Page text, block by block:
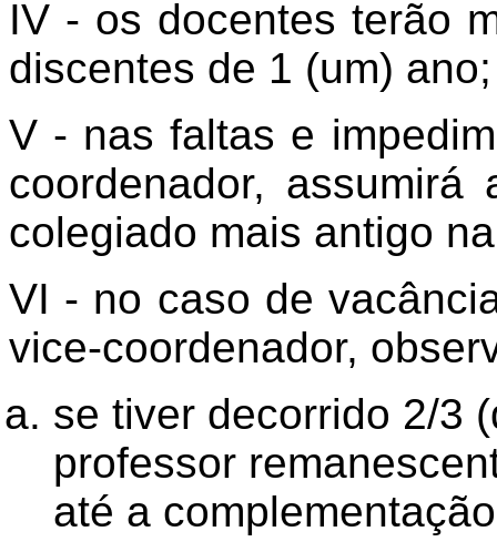
IV - os docentes terão
discentes de 1 (um) ano;
V - nas faltas e
coordenador,
colegiado mais antigo
VI - no caso de
vice-coordenador,
se tiver decorrido 2/3
professor
até a